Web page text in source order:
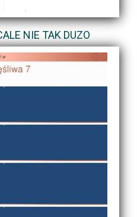
NIE TAK DUZO